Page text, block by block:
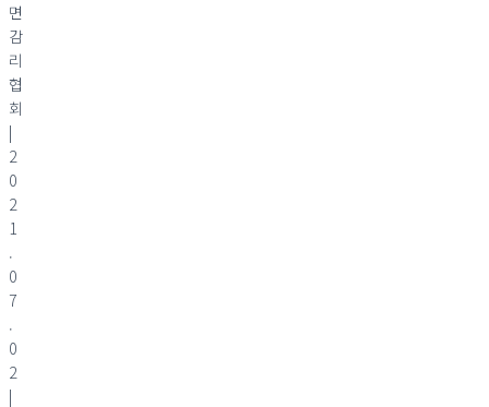
면
감
리
협
회
|
2
0
2
1
.
0
7
.
0
2
|